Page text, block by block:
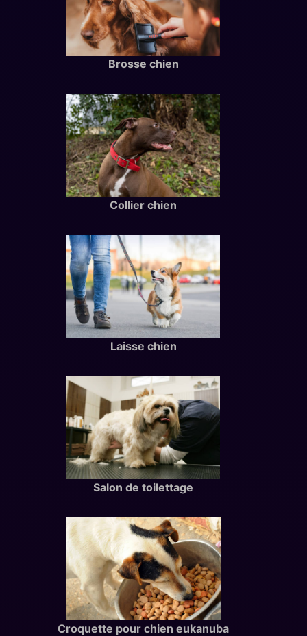
Brosse chien
Collier chien
Laisse chien
Salon de toilettage
Croquette pour chien eukanuba